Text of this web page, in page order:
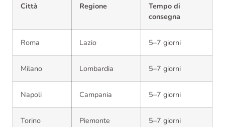
Città Regione
Tempo di
consegna
Roma Lazio 5–7 giorni
Milano Lombardia 5–7 giorni
Napoli Campania 5–7 giorni
Torino Piemonte 5–7 giorni